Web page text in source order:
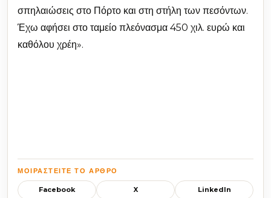
σπηλαιώσεις στο Πόρτο και στη στήλη των πεσόντων.
Έχω αφήσει στο ταμείο πλεόνασμα 450 χιλ. ευρώ και
καθόλου χρέη».
ΜΟΙΡΑΣΤΕΊΤΕ ΤΟ ΆΡΘΡΟ
Facebook X LinkedIn